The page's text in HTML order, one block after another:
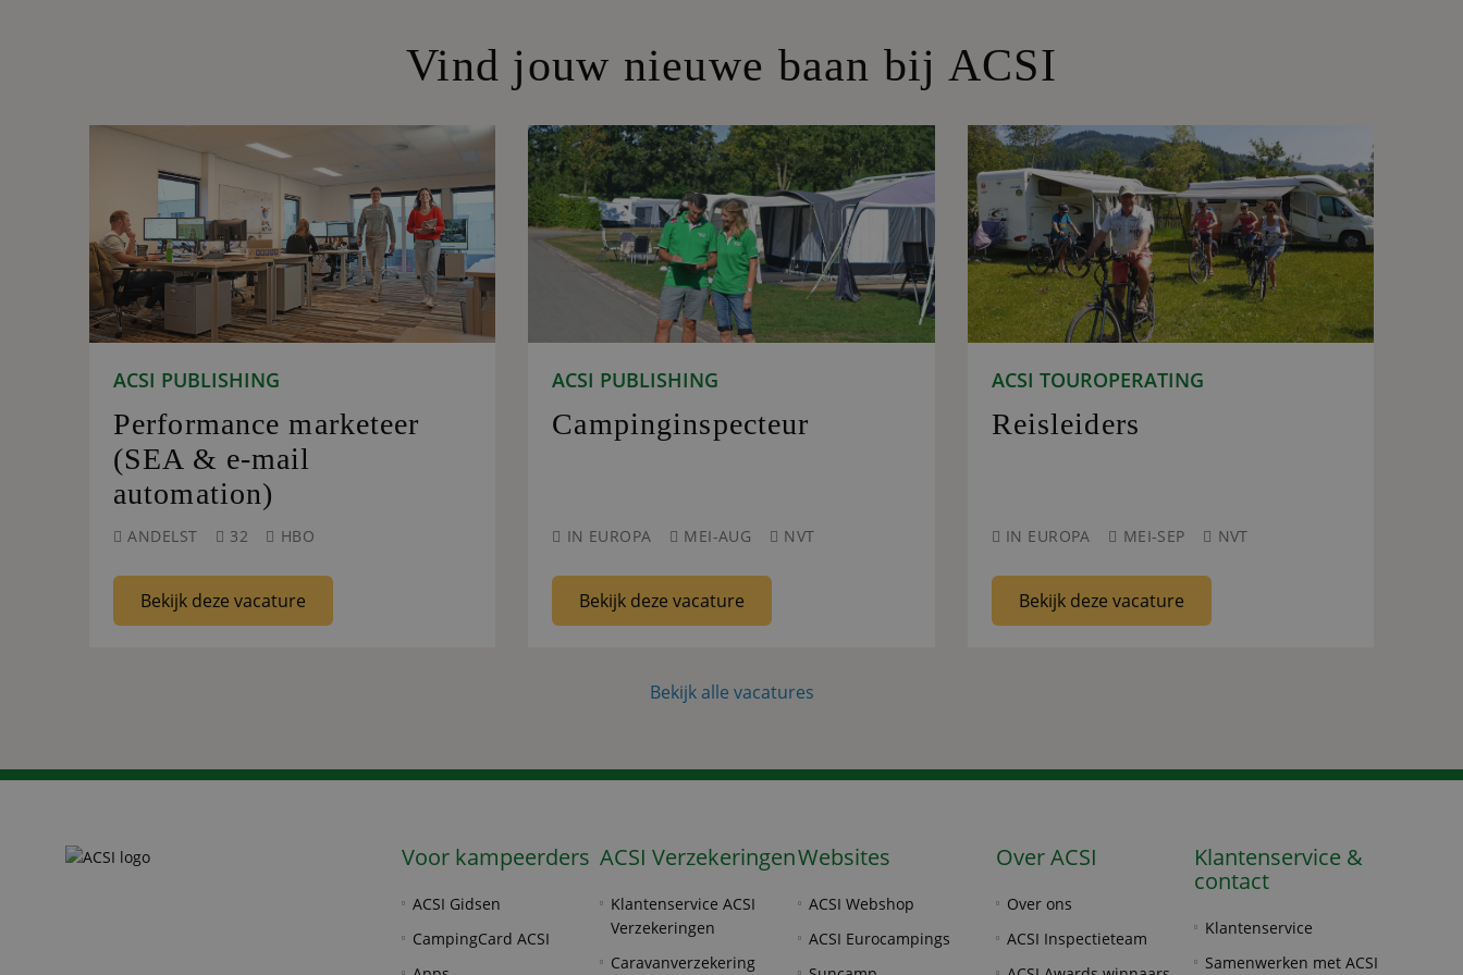
Vind jouw nieuwe baan bij ACSI
ACSI PUBLISHING
Performance marketeer
(SEA & e-mail
automation)
ANDELST 32 HBO
Bekijk deze vacature
ACSI PUBLISHING
Campinginspecteur
IN EUROPA MEI-AUG NVT
Bekijk deze vacature
ACSI TOUROPERATING
Reisleiders
IN EUROPA MEI-SEP NVT
Bekijk deze vacature
Bekijk alle vacatures
Voor kampeerders
ACSI Gidsen
CampingCard ACSI
ACSI Verzekeringen
Klantenservice ACSI
Verzekeringen
Caravanverzekering
Websites
ACSI Webshop
ACSI Eurocampings
Over ACSI
Over ons
ACSI Inspectieteam
Klantenservice &
contact
Klantenservice
Samenwerken met ACSI